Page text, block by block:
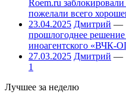
Roem.ru
пожелали всего
23.04.2025 Дмитрий —
прошлогоднее решение
иноагентского «ВЧК-
27.03.2025 Дмитрий —
1
Лучшее за неделю